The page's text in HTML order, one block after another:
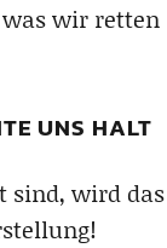
wir retten
UNS HALT
sind, wird das